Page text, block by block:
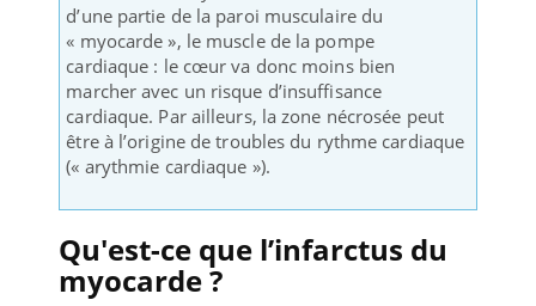
d’une partie de la paroi musculaire du
« myocarde », le muscle de la pompe
cardiaque : le cœur va donc moins bien
marcher avec un risque d’insuffisance
cardiaque. Par ailleurs, la zone nécrosée peut
être à l’origine de troubles du rythme cardiaque
(« arythmie cardiaque »).
Qu'est-ce que l’infarctus du
myocarde ?